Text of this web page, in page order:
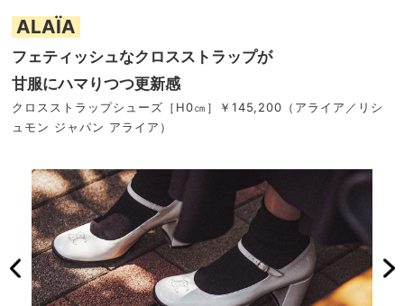
ALAÏA
フェティッシュなクロスストラップが
甘服にハマりつつ更新感
クロスストラップシューズ［H0㎝］￥145,200（アライア／リシ
ュモン ジャパン アライア）